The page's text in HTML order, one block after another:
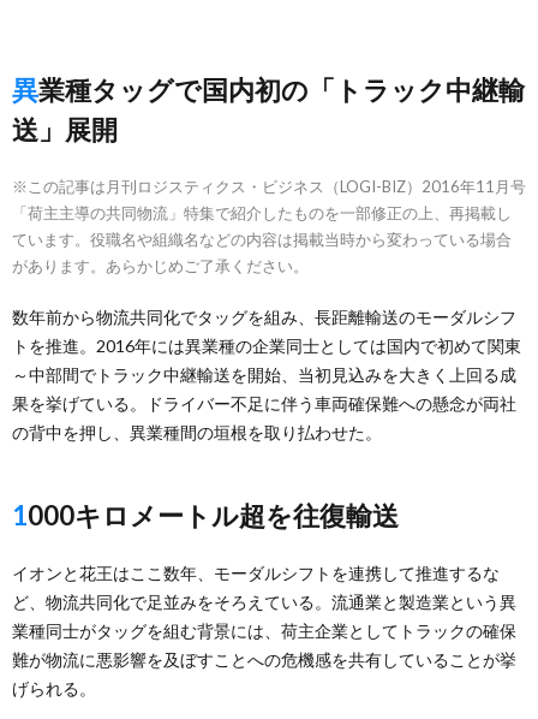
異業種タッグで国内初の「トラック中継輸
送」展開
※この記事は月刊ロジスティクス・ビジネス（LOGI-BIZ）2016年11月号
「荷主主導の共同物流」特集で紹介したものを一部修正の上、再掲載し
ています。役職名や組織名などの内容は掲載当時から変わっている場合
があります。あらかじめご了承ください。
数年前から物流共同化でタッグを組み、長距離輸送のモーダルシフ
トを推進。2016年には異業種の企業同士としては国内で初めて関東
～中部間でトラック中継輸送を開始、当初見込みを大きく上回る成
果を挙げている。ドライバー不足に伴う車両確保難への懸念が両社
の背中を押し、異業種間の垣根を取り払わせた。
1000キロメートル超を往復輸送
イオンと花王はここ数年、モーダルシフトを連携して推進するな
ど、物流共同化で足並みをそろえている。流通業と製造業という異
業種同士がタッグを組む背景には、荷主企業としてトラックの確保
難が物流に悪影響を及ぼすことへの危機感を共有していることが挙
げられる。